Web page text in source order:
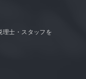
理士・スタッフを